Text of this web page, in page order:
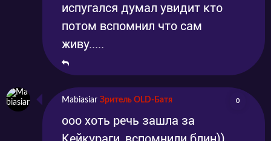
испугался думал увидит кто
потом вспомнил что сам
живу.....
Mabiasiar Зритель OLD-Батя 0
ооо хоть речь зашла за